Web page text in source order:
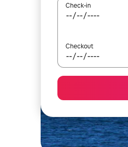
Check-in
Checkout